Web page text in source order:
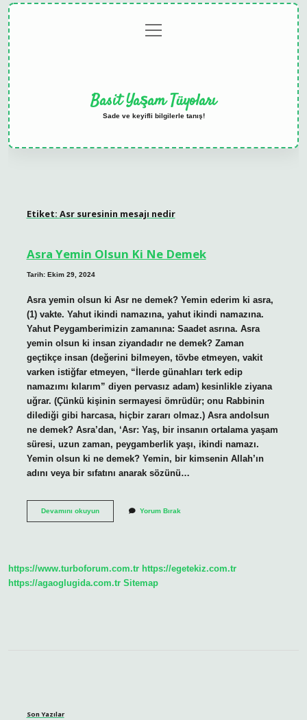
menüyü
aç
Basit Yaşam Tüyoları
Sade ve keyifli bilgilerle tanış!
Etiket: Asr suresinin mesajı nedir
Asra Yemin Olsun Ki Ne Demek
Tarih: Ekim 29, 2024
Asra yemin olsun ki Asr ne demek? Yemin ederim ki asra,
(1) vakte. Yahut ikindi namazına, yahut ikindi namazına.
Yahut Peygamberimizin zamanına: Saadet asrına. Asra
yemin olsun ki insan ziyandadır ne demek? Zaman
geçtikçe insan (değerini bilmeyen, tövbe etmeyen, vakit
varken istiğfar etmeyen, “İlerde günahları terk edip
namazımı kılarım” diyen pervasız adam) kesinlikle ziyana
uğrar. (Çünkü kişinin sermayesi ömrüdür; onu Rabbinin
dilediği gibi harcasa, hiçbir zararı olmaz.) Asra andolsun
ne demek? Asra’dan, ‘Asr: Yaş, bir insanın ortalama yaşam
süresi, uzun zaman, peygamberlik yaşı, ikindi namazı.
Yemin olsun ki ne demek? Yemin, bir kimsenin Allah’ın
adını veya bir sıfatını anarak sözünü…
Devamını okuyunAsra
Yorum Bırak
https://www.turboforum.com.tr https://egetekiz.com.tr
https://agaoglugida.com.tr Sitemap
Son Yazılar